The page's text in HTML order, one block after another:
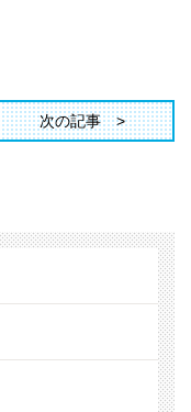
次の記事